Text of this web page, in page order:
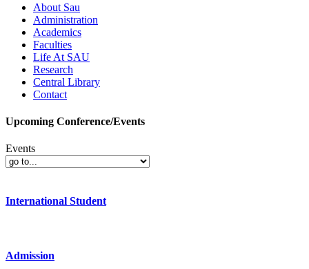
About Sau
Administration
Academics
Faculties
Life At SAU
Research
Central Library
Contact
Upcoming Conference/Events
Events
International Student
Admission